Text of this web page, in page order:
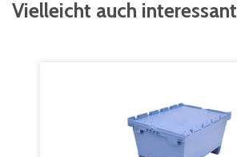
Vielleicht auch interessant